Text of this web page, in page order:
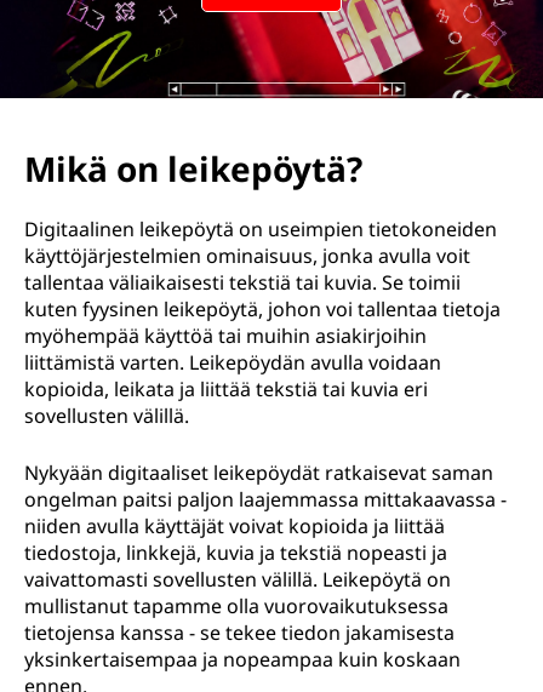
y
m
n
Mikä on leikepöytä?
Digitaalinen leikepöytä on useimpien tietokoneiden
käyttöjärjestelmien ominaisuus, jonka avulla voit
tallentaa väliaikaisesti tekstiä tai kuvia. Se toimii
kuten fyysinen leikepöytä, johon voi tallentaa tietoja
myöhempää käyttöä tai muihin asiakirjoihin
liittämistä varten. Leikepöydän avulla voidaan
kopioida, leikata ja liittää tekstiä tai kuvia eri
sovellusten välillä.
Nykyään digitaaliset leikepöydät ratkaisevat saman
ongelman paitsi paljon laajemmassa mittakaavassa -
niiden avulla käyttäjät voivat kopioida ja liittää
tiedostoja, linkkejä, kuvia ja tekstiä nopeasti ja
vaivattomasti sovellusten välillä. Leikepöytä on
mullistanut tapamme olla vuorovaikutuksessa
tietojensa kanssa - se tekee tiedon jakamisesta
yksinkertaisempaa ja nopeampaa kuin koskaan
ennen.